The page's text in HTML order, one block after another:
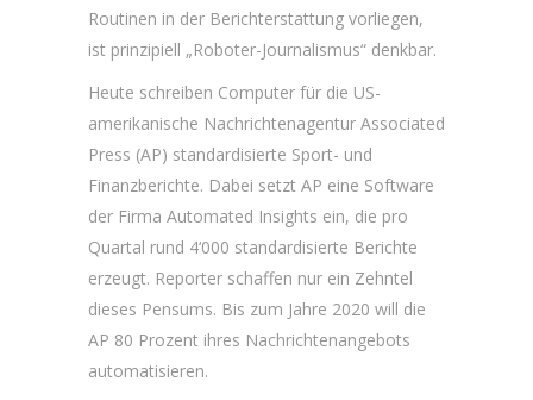
Routinen in der Berichterstattung vorliegen,
ist prinzipiell „Roboter-Journalismus“ denkbar.
Heute schreiben Computer für die US-
amerikanische Nachrichtenagentur Associated
Press (AP) standardisierte Sport- und
Finanzberichte. Dabei setzt AP eine Software
der Firma Automated Insights ein, die pro
Quartal rund 4‘000 standardisierte Berichte
erzeugt. Reporter schaffen nur ein Zehntel
dieses Pensums. Bis zum Jahre 2020 will die
AP 80 Prozent ihres Nachrichtenangebots
automatisieren.